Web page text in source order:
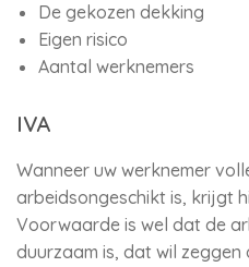
De gekozen dekking
Eigen risico
Aantal werknemers
IVA
Wanneer uw werknemer
arbeidsongeschikt is, krijgt
Voorwaarde is wel dat de
duurzaam is, dat wil